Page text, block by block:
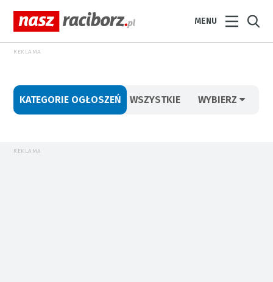
MENU
REKLAMA
KATEGORIE OGŁOSZEŃ WSZYSTKIE WYBIERZ
REKLAMA